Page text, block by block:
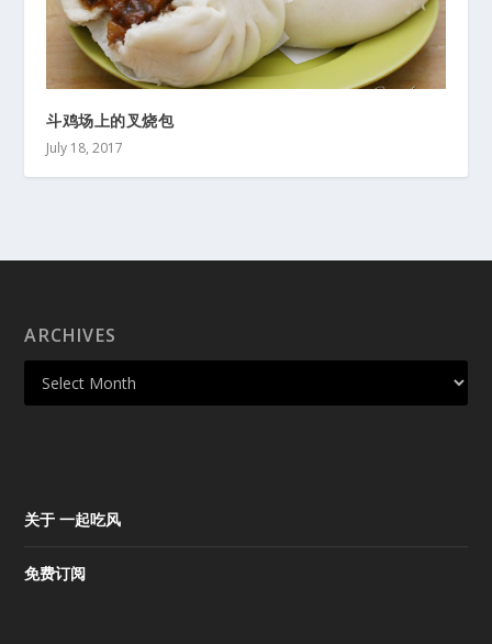
斗鸡场上的叉烧包
July 18, 2017
ARCHIVES
关于 一起吃风
免费订阅